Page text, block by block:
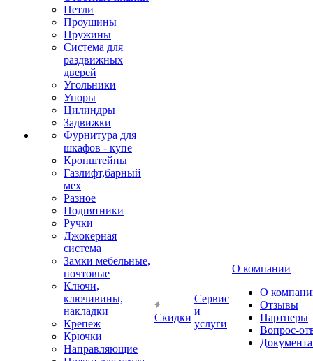
Петли
Проушины
Пружины
Система для
раздвижных
дверей
Угольники
Упоры
Цилиндры
Задвижки
Фурнитура для
шкафов - купе
Кронштейны
Газлифт,барный
мех
Разное
Подпятники
Ручки
Джокерная
система
Замки мебельные,
почтовые
Ключи,
ключивины,
накладки
Крепеж
Крючки
Направляющие
Скидки
Сервис
и
услуги
О компании
О
Отзывы
Партнеры
Вопрос-